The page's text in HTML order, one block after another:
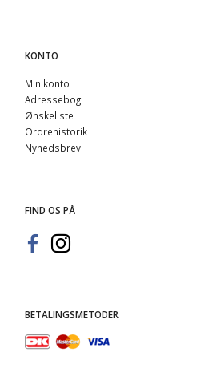
KONTO
Min konto
Adressebog
Ønskeliste
Ordrehistorik
Nyhedsbrev
FIND OS PÅ
BETALINGSMETODER